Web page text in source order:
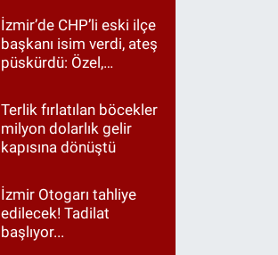
İzmir’de CHP’li eski ilçe
başkanı isim verdi, ateş
püskürdü: Özel,
Terlik fırlatılan böcekler
milyon dolarlık gelir
kapısına dönüştü
İzmir Otogarı tahliye
edilecek! Tadilat
başlıyor...